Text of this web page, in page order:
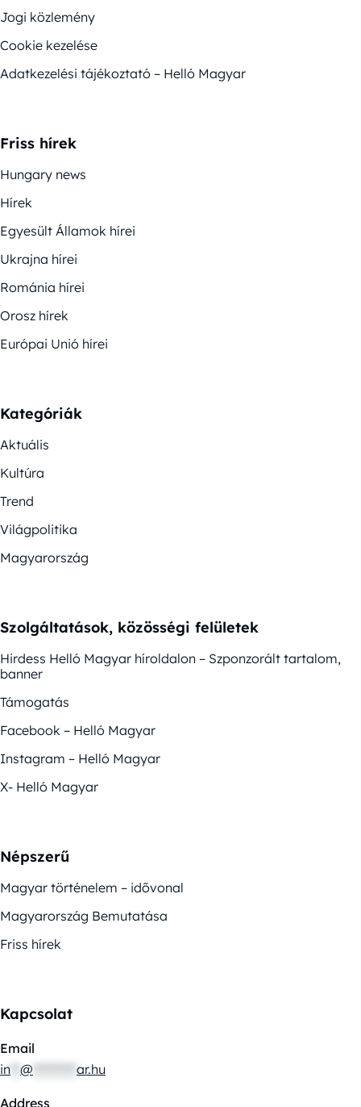
Jogi közlemény
Cookie kezelése
Adatkezelési tájékoztató – Helló Magyar
Friss hírek
Hungary news
Hírek
Egyesült Államok hírei
Ukrajna hírei
Románia hírei
Orosz hírek
Európai Unió hírei
Kategóriák
Aktuális
Kultúra
Trend
Világpolitika
Magyarország
Szolgáltatások, közösségi felületek
Hirdess Helló Magyar híroldalon – Szponzorált tartalom,
banner
Támogatás
Facebook – Helló Magyar
Instagram – Helló Magyar
X- Helló Magyar
Népszerű
Magyar történelem – idővonal
Magyarország Bemutatása
Friss hírek
Kapcsolat
Email
in @ ar.hu
Address